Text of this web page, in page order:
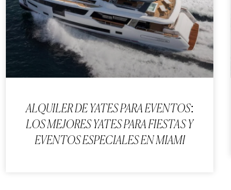
ALQUILER DE YATES PARA EVENTOS:
LOS MEJORES YATES PARA FIESTAS Y
EVENTOS ESPECIALES EN MIAMI